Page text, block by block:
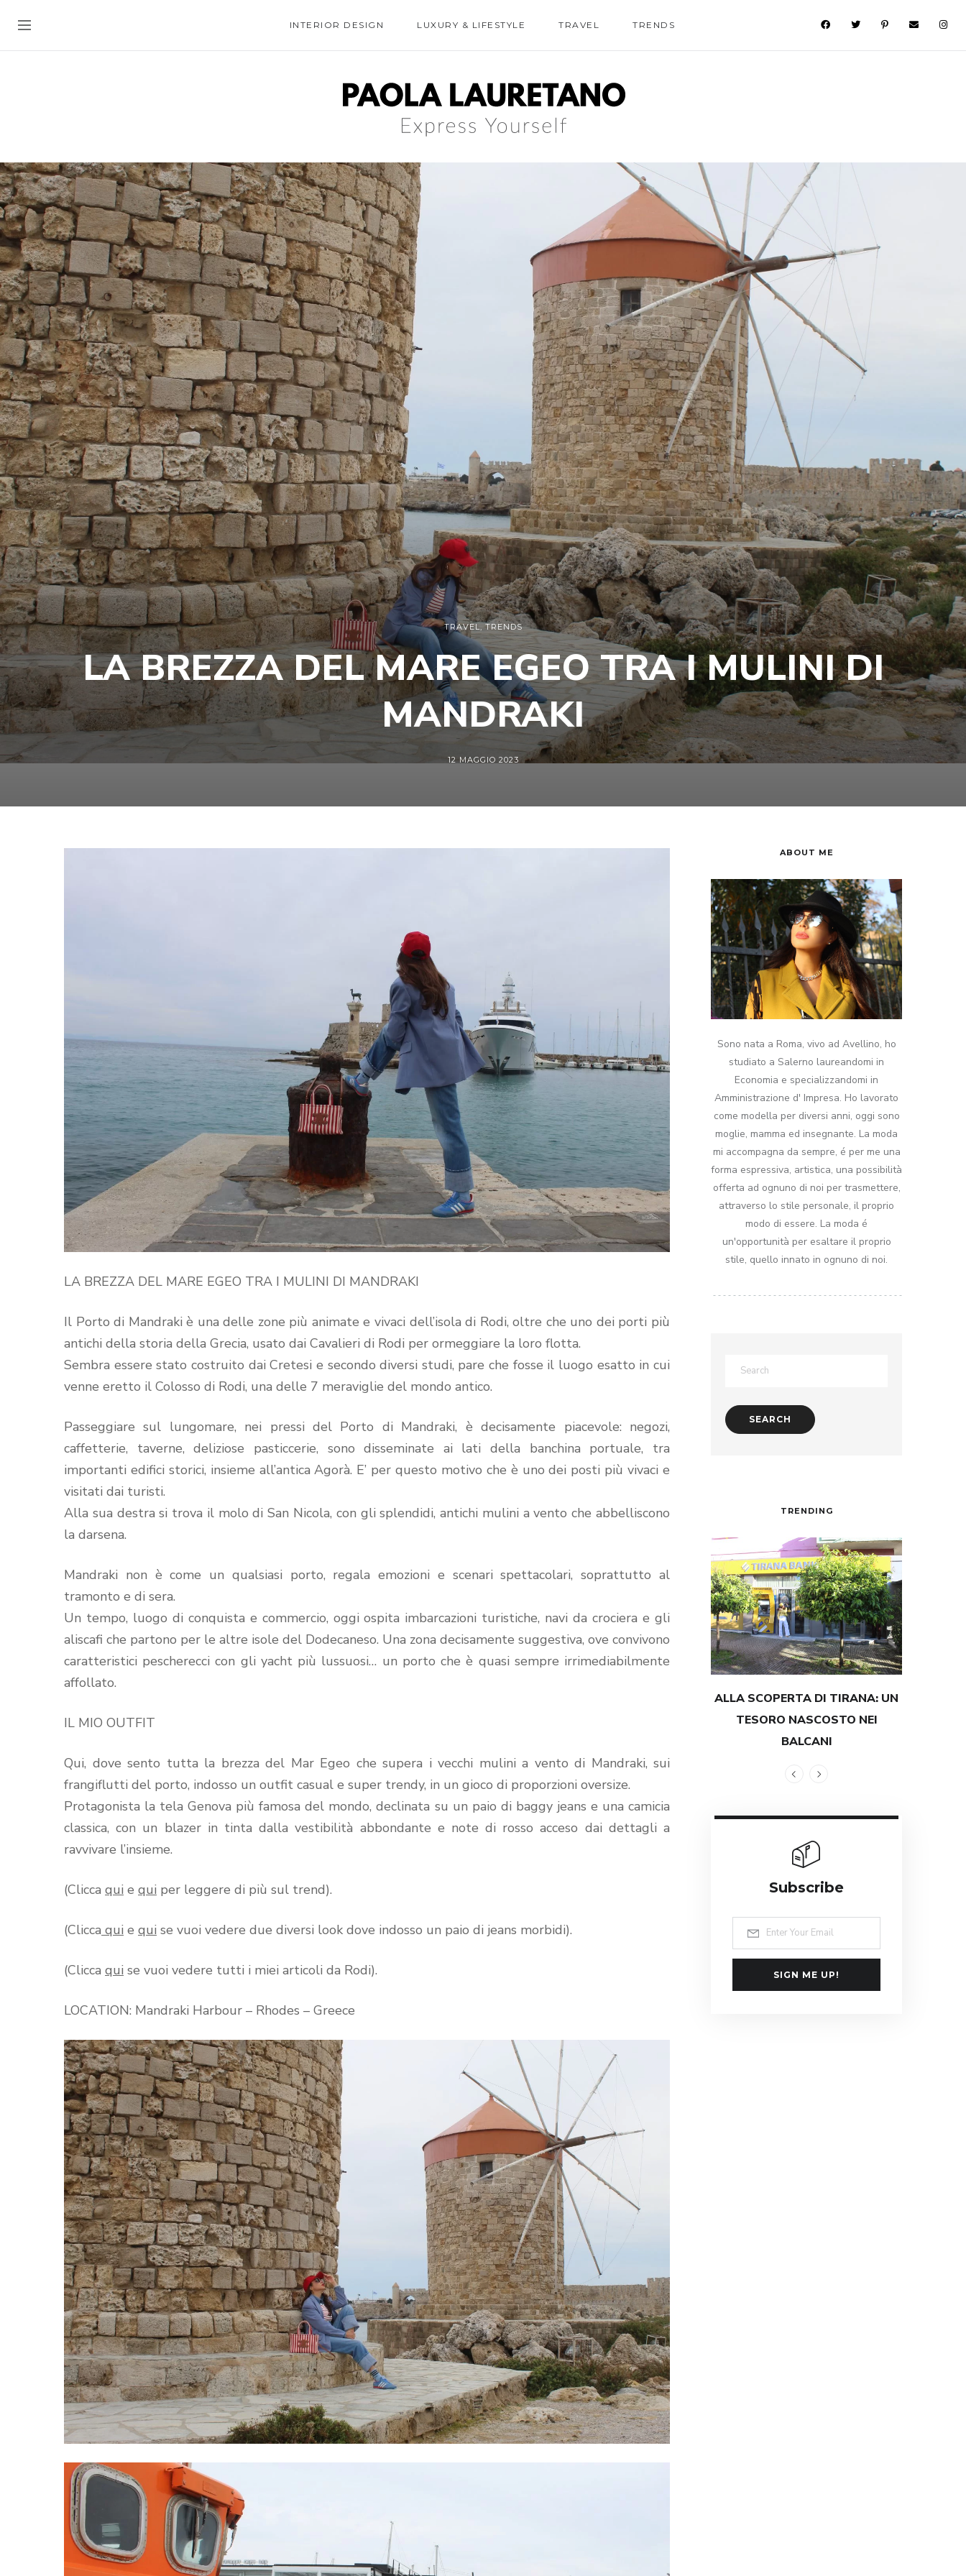
INTERIOR DESIGN LUXURY & LIFESTYLE TRAVEL TRENDS
TRAVEL,TRENDS
LA BREZZA DEL MARE EGEO TRA I MULINI DI
MANDRAKI
12 MAGGIO 2023
LA BREZZA DEL MARE EGEO TRA I MULINI DI MANDRAKI
Il Porto di Mandraki è una delle zone più animate e vivaci dell’isola di Rodi, oltre che uno dei porti più
antichi della storia della Grecia, usato dai Cavalieri di Rodi per ormeggiare la loro flotta.
Sembra essere stato costruito dai Cretesi e secondo diversi studi, pare che fosse il luogo esatto in cui
venne eretto il Colosso di Rodi, una delle 7 meraviglie del mondo antico.
Passeggiare sul lungomare, nei pressi del Porto di Mandraki, è decisamente piacevole: negozi,
caffetterie, taverne, deliziose pasticcerie, sono disseminate ai lati della banchina portuale, tra
importanti edifici storici, insieme all’antica Agorà. E’ per questo motivo che è uno dei posti più vivaci e
visitati dai turisti.
Alla sua destra si trova il molo di San Nicola, con gli splendidi, antichi mulini a vento che abbelliscono
la darsena.
Mandraki non è come un qualsiasi porto, regala emozioni e scenari spettacolari, soprattutto al
tramonto e di sera.
Un tempo, luogo di conquista e commercio, oggi ospita imbarcazioni turistiche, navi da crociera e gli
aliscafi che partono per le altre isole del Dodecaneso. Una zona decisamente suggestiva, ove convivono
caratteristici pescherecci con gli yacht più lussuosi… un porto che è quasi sempre irrimediabilmente
affollato.
IL MIO OUTFIT
Qui, dove sento tutta la brezza del Mar Egeo che supera i vecchi mulini a vento di Mandraki, sui
frangiflutti del porto, indosso un outfit casual e super trendy, in un gioco di proporzioni oversize.
Protagonista la tela Genova più famosa del mondo, declinata su un paio di baggy jeans e una camicia
classica, con un blazer in tinta dalla vestibilità abbondante e note di rosso acceso dai dettagli a
ravvivare l’insieme.
(Clicca qui e qui per leggere di più sul trend).
(Clicca qui e qui se vuoi vedere due diversi look dove indosso un paio di jeans morbidi).
(Clicca qui se vuoi vedere tutti i miei articoli da Rodi).
LOCATION: Mandraki Harbour – Rhodes – Greece
ABOUT ME
Sono nata a Roma, vivo ad Avellino, ho
studiato a Salerno laureandomi in
Economia e specializzandomi in
Amministrazione d' Impresa. Ho lavorato
come modella per diversi anni, oggi sono
moglie, mamma ed insegnante. La moda
mi accompagna da sempre, é per me una
forma espressiva, artistica, una possibilità
offerta ad ognuno di noi per trasmettere,
attraverso lo stile personale, il proprio
modo di essere. La moda é
un'opportunità per esaltare il proprio
stile, quello innato in ognuno di noi.
TRENDING
ALLA SCOPERTA DI TIRANA: UN
TESORO NASCOSTO NEI
BALCANI
Subscribe
SIGN ME UP!